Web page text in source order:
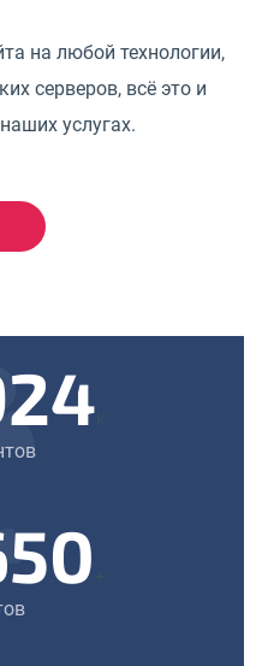
на любой технологии,
серверов, всё это и
услугах.